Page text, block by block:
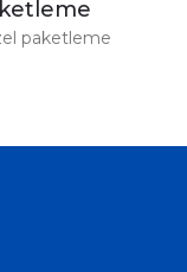
paketleme